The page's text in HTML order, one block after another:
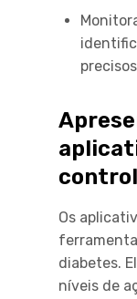
Os
diabetes.
níveis de